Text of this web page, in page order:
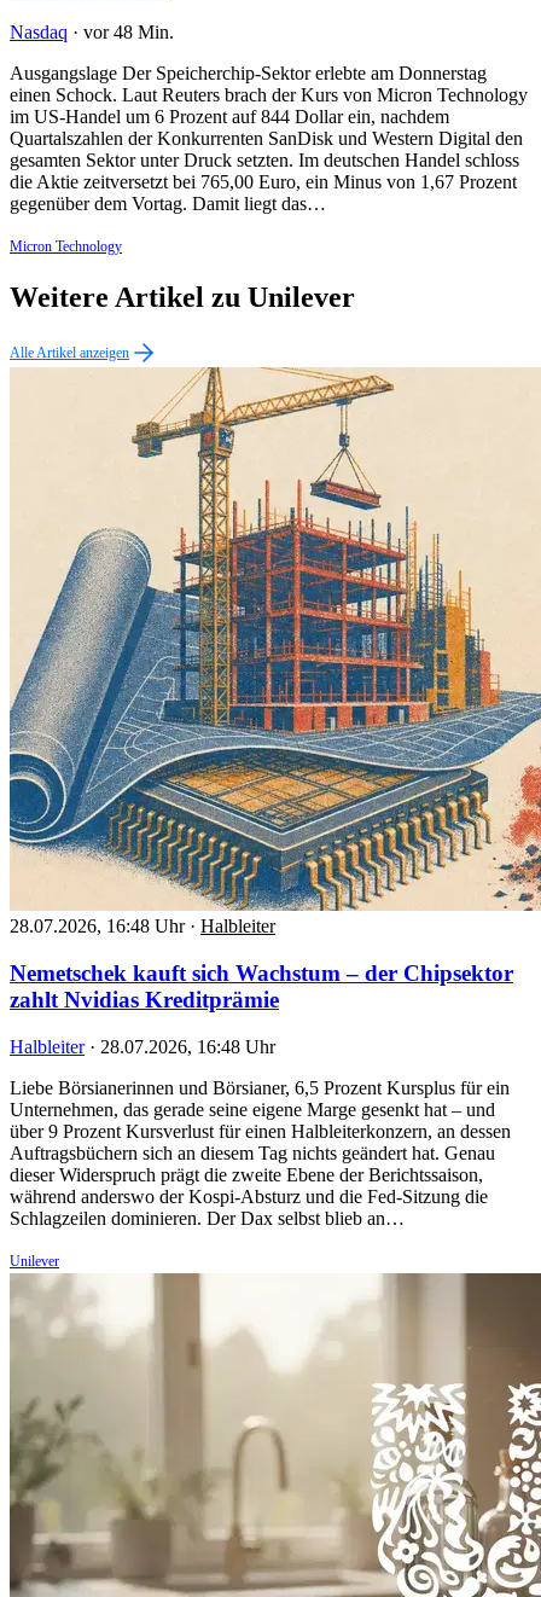
Nasdaq · vor 48 Min.
Ausgangslage Der Speicherchip-Sektor erlebte am Donnerstag
einen Schock. Laut Reuters brach der Kurs von Micron Technology
im US-Handel um 6 Prozent auf 844 Dollar ein, nachdem
Quartalszahlen der Konkurrenten SanDisk und Western Digital den
gesamten Sektor unter Druck setzten. Im deutschen Handel schloss
die Aktie zeitversetzt bei 765,00 Euro, ein Minus von 1,67 Prozent
gegenüber dem Vortag. Damit liegt das…
Micron Technology
Weitere Artikel zu Unilever
Alle Artikel anzeigen
28.07.2026, 16:48 Uhr · Halbleiter
Nemetschek kauft sich Wachstum – der Chipsektor
zahlt Nvidias Kreditprämie
Halbleiter · 28.07.2026, 16:48 Uhr
Liebe Börsianerinnen und Börsianer, 6,5 Prozent Kursplus für ein
Unternehmen, das gerade seine eigene Marge gesenkt hat – und
über 9 Prozent Kursverlust für einen Halbleiterkonzern, an dessen
Auftragsbüchern sich an diesem Tag nichts geändert hat. Genau
dieser Widerspruch prägt die zweite Ebene der Berichtssaison,
während anderswo der Kospi-Absturz und die Fed-Sitzung die
Schlagzeilen dominieren. Der Dax selbst blieb an…
Unilever